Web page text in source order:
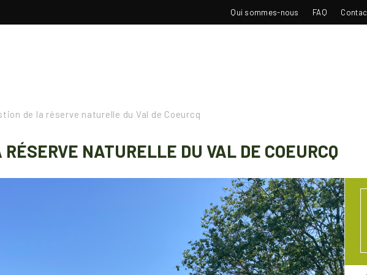
TOP
NAVIGATION
Qui sommes-nous FAQ
de la réserve naturelle du Val de Coeurcq
NATURELLE DU VAL DE COEURCQ